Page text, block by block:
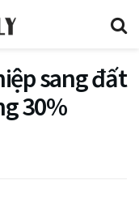
sang đất
30%